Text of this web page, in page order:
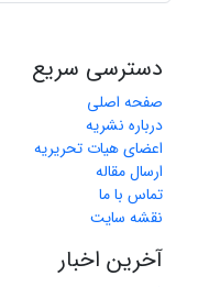
دسترسی سریع
صفحه اصلی
درباره نشریه
اعضای هیات تحریریه
ارسال مقاله
تماس با ما
نقشه سایت
آخرین اخبار